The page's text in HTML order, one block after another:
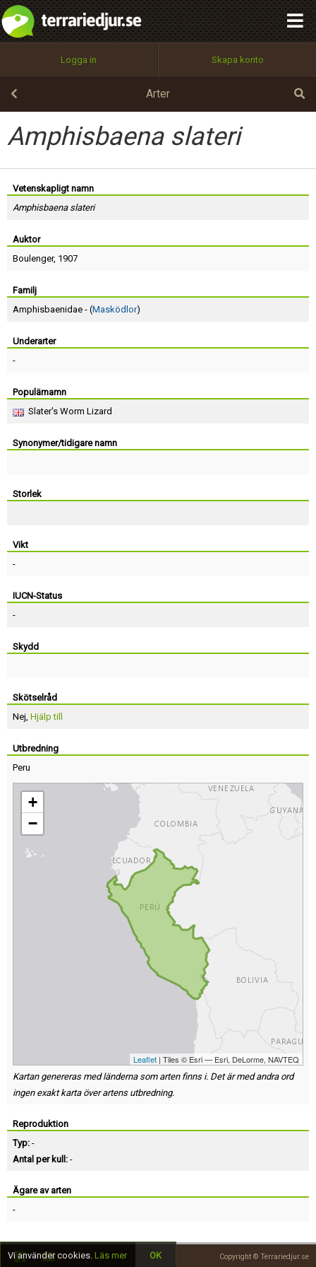
Logga in Skapa konto
Arter
Amphisbaena slateri
Vetenskapligt namn
Amphisbaena slateri
Auktor
Boulenger, 1907
Familj
Amphisbaenidae - (Masködlor)
Underarter
-
Populärnamn
Slater's Worm Lizard
Synonymer/tidigare namn
Storlek
Vikt
-
IUCN-Status
-
Skydd
Skötselråd
Nej, Hjälp till
Utbredning
Peru
+
−
Leaflet | Tiles © Esri — Esri, DeLorme, NAVTEQ
Kartan genereras med länderna som arten finns i. Det är med andra ord
ingen exakt karta över artens utbredning.
Reproduktion
Typ: -
Antal per kull: -
Ägare av arten
-
Copyright © Terrariedjur.se
Utför
100%
OK
integritetspolicy
Namn:
Epost:
Användarnamn:
Lösenord:
Terms of Service
Skapa konto
Begär nytt lösenord
Tillbaka till förstasidan
Vi använder cookies. Läs mer OK